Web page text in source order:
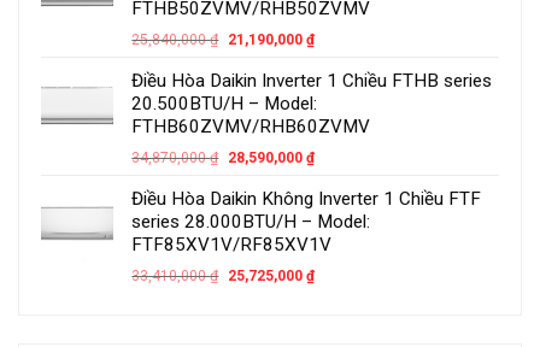
FTHB50ZVMV/RHB50ZVMV
25,840,000₫ 21,190,000 ₫
Điều Hòa Daikin Inverter 1 Chiều FTHB series
20.500BTU/H – Model:
FTHB60ZVMV/RHB60ZVMV
34,870,000₫ 28,590,000 ₫
Điều Hòa Daikin Không Inverter 1 Chiều FTF
series 28.000BTU/H – Model:
FTF85XV1V/RF85XV1V
33,410,000₫ 25,725,000 ₫